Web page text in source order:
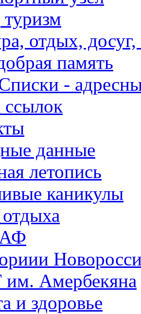
отдых,
память
-
ссылок
данные
летопись
каникулы
Амербекяна
и здоровье